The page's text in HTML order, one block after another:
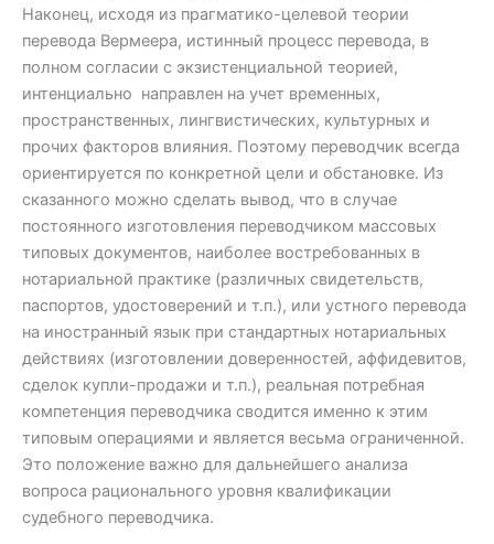
Наконец, исходя из прагматико-целевой теории
перевода Вермеера, истинный процесс перевода, в
полном согласии с экзистенциальной теорией,
интенциально направлен на учет временных,
пространственных, лингвистических, культурных и
прочих факторов влияния. Поэтому переводчик всегда
ориентируется по конкретной цели и обстановке. Из
сказанного можно сделать вывод, что в случае
постоянного изготовления переводчиком массовых
типовых документов, наиболее востребованных в
нотариальной практике (различных свидетельств,
паспортов, удостоверений и т.п.), или устного перевода
на иностранный язык при стандартных нотариальных
действиях (изготовлении доверенностей, аффидевитов,
сделок купли-продажи и т.п.), реальная потребная
компетенция переводчика сводится именно к этим
типовым операциями и является весьма ограниченной.
Это положение важно для дальнейшего анализа
вопроса рационального уровня квалификации
судебного переводчика.